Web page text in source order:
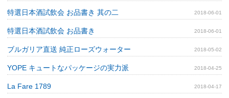
特選日本酒試飲会 お品書き 其の二 2018-06-01
特選日本酒試飲会 お品書き 2018-06-01
ブルガリア直送 純正ローズウォーター 2018-05-02
YOPE キュートなパッケージの実力派 2018-04-25
La Fare 1789 2018-04-17